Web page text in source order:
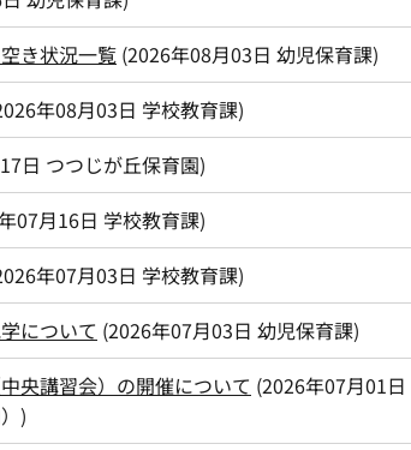
き状況一覧 (2026年08月03日 幼児保育課)
年08月03日 学校教育課)
日 つつじが丘保育園)
07月16日 学校教育課)
年07月03日 学校教育課)
について (2026年07月03日 幼児保育課)
央講習会）の開催について (2026年07月01日
)